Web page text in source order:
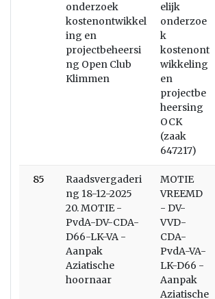
onderzoek
kostenontwikkel
ing en
projectbeheersi
ng Open Club
Klimmen
elijk
onderzoe
k
kostenont
wikkeling
en
projectbe
heersing
OCK
(zaak
647217)
85
Raadsvergaderi
ng 18-12-2025
20. MOTIE -
PvdA-DV-CDA-
D66-LK-VA -
Aanpak
Aziatische
hoornaar
MOTIE
VREEMD
- DV-
VVD-
CDA-
PvdA-VA-
LK-D66 -
Aanpak
Aziatische